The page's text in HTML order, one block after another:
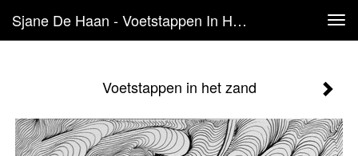
Sjane De Haan - Voetstappen In Het Zand
Voetstappen in het zand